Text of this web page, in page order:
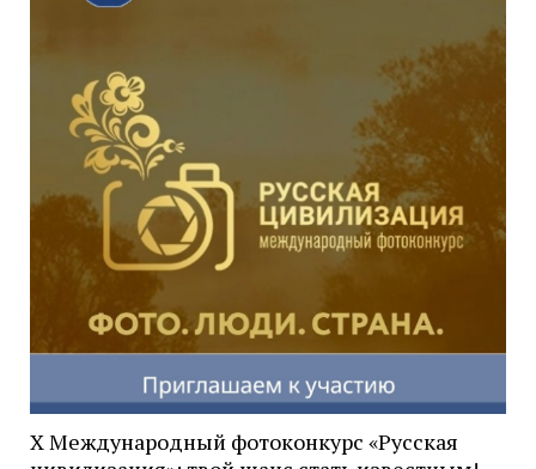
X Международный фотоконкурс «Русская